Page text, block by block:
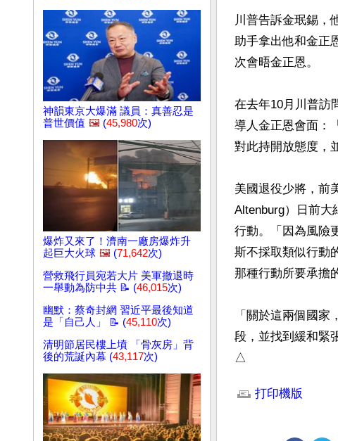
神韻東京大爆滿 議員：真善忍是
普世價值 🖼️ (45,980次)
爆炸又來了！濟南一廠房爆炸升
起巨大火球 🖼️ (71,642次)
營救飛行員宛若大片 美軍撤退時
一舉動為防中共 📝 (46,015次)
幽默：蔡奇封網 習近平最後知道
是「自己人」 📝 (45,110次)
清明節居民樓上墳 「骨灰房」背
後的荒誕內幕 (43,117次)
川普告訴金珉錫，
助手拿出他和金正
次會晤金正恩。
在去年10月川普訪
導人金正恩會面：
對此持開放態度，
美國退役少將，前
Altenburg）日前大
行動。「因為風險
斯不採取類似行動
那種行動所要承擔
「關於這兩個國
段，並找到緩和緊
△
打印機版